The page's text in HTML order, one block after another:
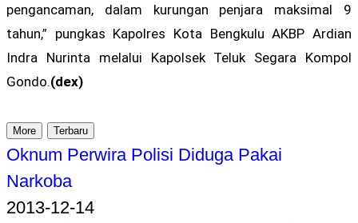
pengancaman, dalam kurungan penjara maksimal 9
tahun,” pungkas Kapolres Kota Bengkulu AKBP Ardian
Indra Nurinta melalui Kapolsek Teluk Segara Kompol
Gondo.(dex)
More Terbaru
Oknum Perwira Polisi Diduga Pakai
Narkoba
2013-12-14